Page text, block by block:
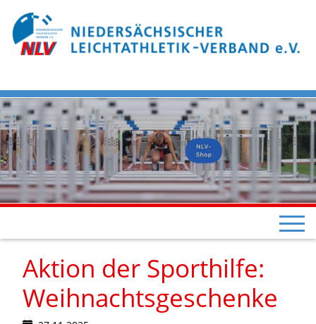
Aktion der Sporthilfe:
Weihnachtsgeschenke